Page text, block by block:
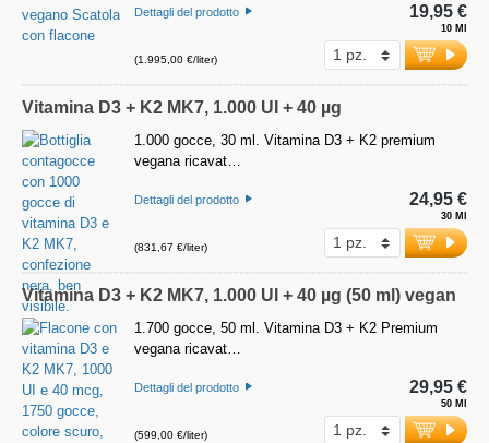
Dettagli del prodotto
(1.995,00 €/liter)
10 Ml
19,95 €
Vitamina D3 + K2 MK7, 1.000 UI + 40 µg
1.000 gocce, 30 ml. Vitamina D3 + K2 premium
vegana ricavat…
Dettagli del prodotto
(831,67 €/liter)
30 Ml
24,95 €
Vitamina D3 + K2 MK7, 1.000 UI + 40 µg (50 ml) vegan
1.700 gocce, 50 ml. Vitamina D3 + K2 Premium
vegana ricavat…
Dettagli del prodotto
(599,00 €/liter)
50 Ml
29,95 €